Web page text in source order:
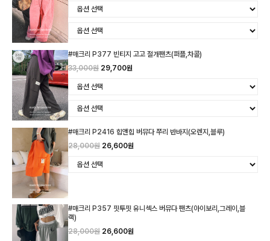
#매크리 P377 빈티지 고고 절개팬츠(퍼플,차콜)
33,000원 29,700원
#매크리 P2416 힙앤힙 버뮤다 쭈리 반바지(오렌지,블루)
28,000원 26,600원
#매크리 P357 핏투핏 유니섹스 버뮤다 팬츠(아이보리,그레이,블
랙)
28,000원 26,600원